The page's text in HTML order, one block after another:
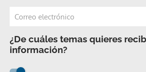
¿De cuáles temas quieres
información?